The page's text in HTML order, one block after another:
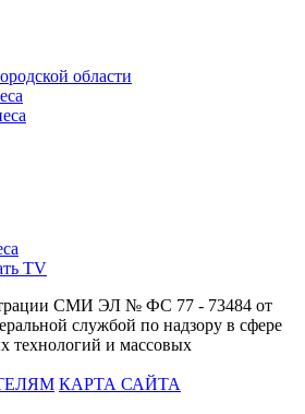
области
TV
СМИ ЭЛ № ФС 77 - 73484 от
службой по надзору в сфере
технологий и массовых
КАРТА САЙТА